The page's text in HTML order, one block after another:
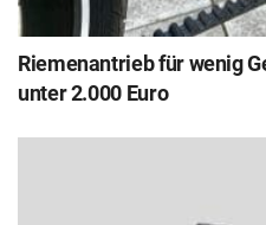
Riemenantrieb für wenig
unter 2.000 Euro